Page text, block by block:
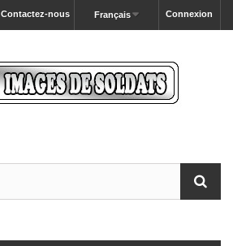
Connexion
Français
Contactez-nous